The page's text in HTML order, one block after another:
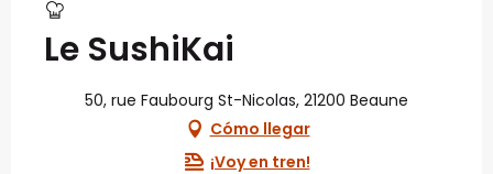
Le SushiKai
50, rue Faubourg St-Nicolas, 21200 Beaune
Cómo llegar
¡Voy en tren!